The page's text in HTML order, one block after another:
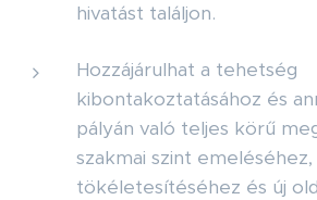
hivatást találjon.
Hozzájárulhat a tehetség
kibontakoztatásához és
pályán való teljes körű
szakmai szint
tökéletesítéséhez és új